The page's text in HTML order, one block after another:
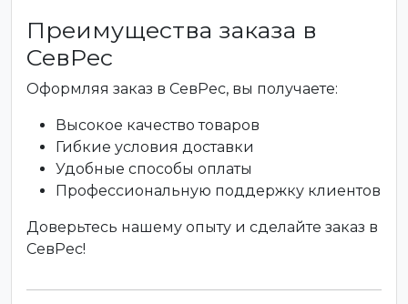
Преимущества заказа в
СевРес
Оформляя заказ в СевРес, вы получаете:
Высокое качество товаров
Гибкие условия доставки
Удобные способы оплаты
Профессиональную поддержку клиентов
Доверьтесь нашему опыту и сделайте заказ в
СевРес!